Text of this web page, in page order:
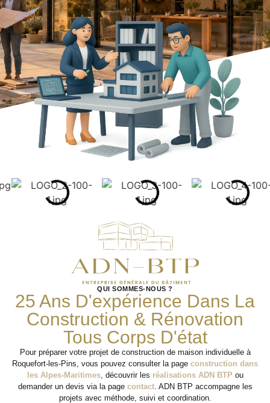
QUI SOMMES-NOUS ?
25 Ans D'expérience Dans La
Construction & Rénovation
Tous Corps D'état
Pour préparer votre projet de construction de maison individuelle à
Roquefort-les-Pins, vous pouvez consulter la page construction dans
les Alpes-Maritimes, découvrir les réalisations ADN BTP ou
demander un devis via la page contact. ADN BTP accompagne les
projets avec méthode, suivi et coordination.